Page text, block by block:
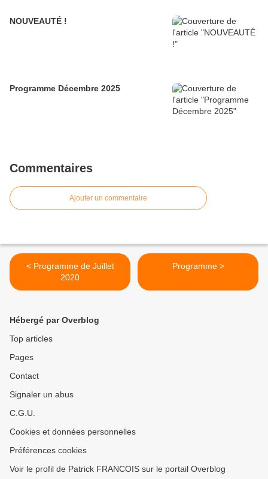
NOUVEAUTÉ !
Programme Décembre 2025
Commentaires
Ajouter un commentaire
< Programme de Juillet
2020
Programme >
Hébergé par Overblog
Top articles
Pages
Contact
Signaler un abus
C.G.U.
Cookies et données personnelles
Préférences cookies
Voir le profil de Patrick FRANCOIS sur le portail Overblog